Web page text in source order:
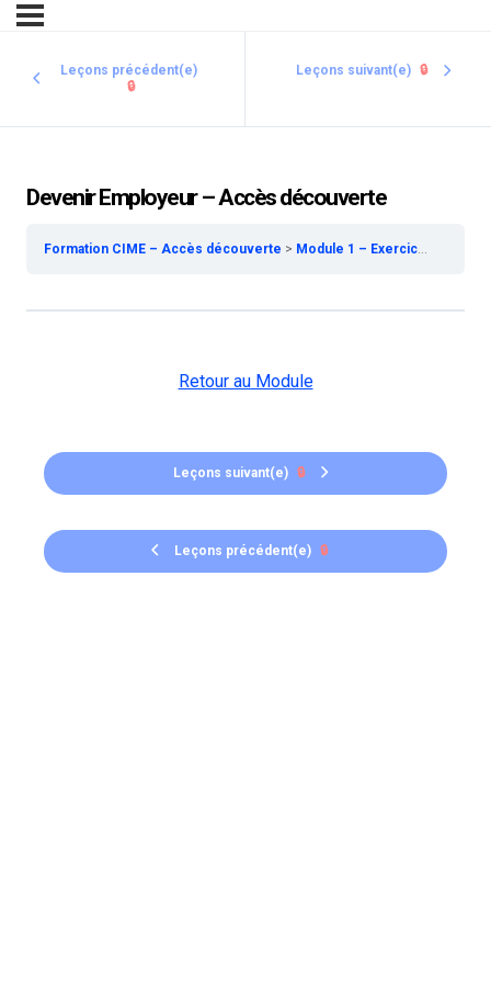
Leçons précédent(e)
🔒
Leçons suivant(e) 🔒
Devenir Employeur – Accès découverte
Formation CIME – Accès découverte Module 1 – Exercice de la Médecine Esthétique – Accès découverte
Leçons précédent(e) 🔒
Retour au Module
Leçons suivant(e) 🔒